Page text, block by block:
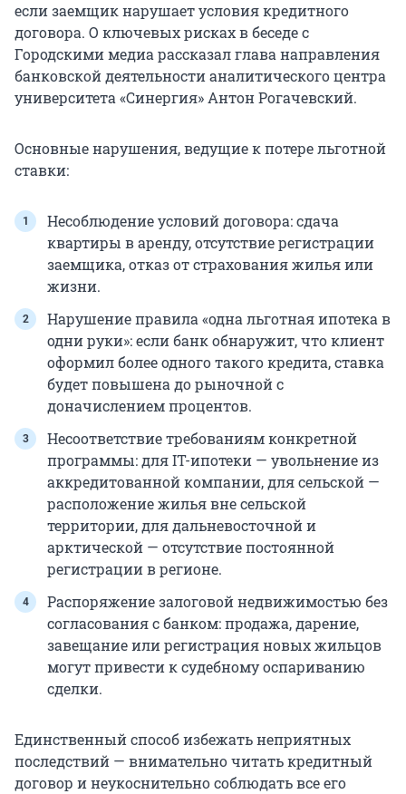
если заемщик нарушает условия кредитного
договора. О ключевых рисках в беседе с
Городскими медиа рассказал глава направления
банковской деятельности аналитического центра
университета «Синергия» Антон Рогачевский.
Основные нарушения, ведущие к потере льготной
ставки:
Несоблюдение условий договора: сдача
квартиры в аренду, отсутствие регистрации
заемщика, отказ от страхования жилья или
жизни.
Нарушение правила «одна льготная ипотека в
одни руки»: если банк обнаружит, что клиент
оформил более одного такого кредита, ставка
будет повышена до рыночной с
доначислением процентов.
Несоответствие требованиям конкретной
программы: для IT-ипотеки — увольнение из
аккредитованной компании, для сельской —
расположение жилья вне сельской
территории, для дальневосточной и
арктической — отсутствие постоянной
регистрации в регионе.
Распоряжение залоговой недвижимостью без
согласования с банком: продажа, дарение,
завещание или регистрация новых жильцов
могут привести к судебному оспариванию
сделки.
Единственный способ избежать неприятных
последствий — внимательно читать кредитный
договор и неукоснительно соблюдать все его